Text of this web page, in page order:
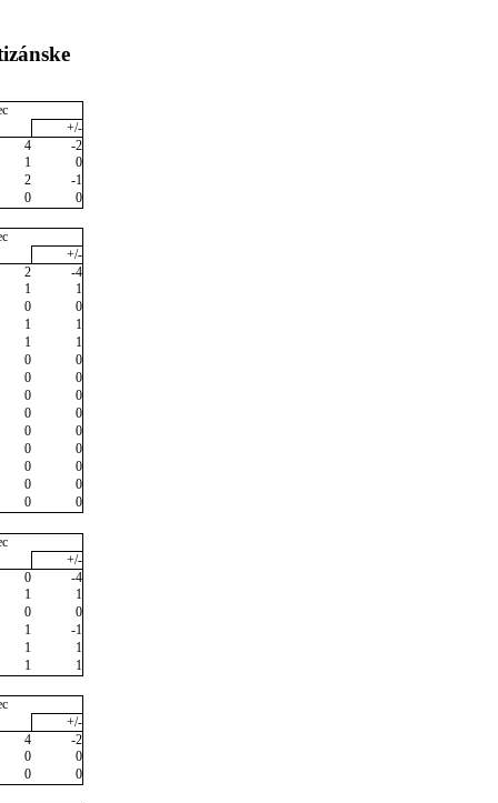
+/-
4
-2
1
0
2
-1
0
0
+/-
2
-4
1
1
0
0
1
1
1
1
0
0
0
0
0
0
0
0
0
0
0
0
0
0
0
0
0
0
+/-
0
-4
1
1
0
0
1
-1
1
1
1
1
+/-
4
-2
0
0
0
0